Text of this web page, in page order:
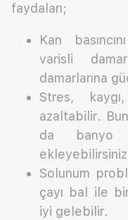
faydaları;
Kan
varisli
damarlarına
Stres,
azaltabilir.
da banyo
Solunum
çayı bal ile
iyi gelebilir.